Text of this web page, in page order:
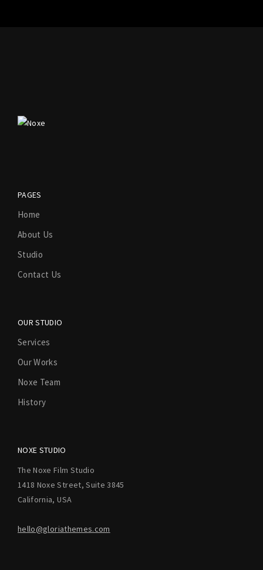
PAGES
Home
About Us
Studio
Contact Us
OUR STUDIO
Services
Our Works
Noxe Team
History
NOXE STUDIO
The Noxe Film Studio
1418 Noxe Street, Suite 3845
California, USA
hello@gloriathemes.com